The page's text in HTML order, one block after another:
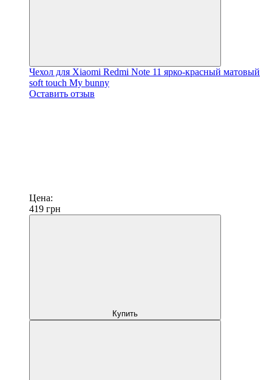
Чехол для Xiaomi Redmi Note 11 ярко-красный матовый
soft touch My bunny
Оставить отзыв
Цена:
419 грн
Купить